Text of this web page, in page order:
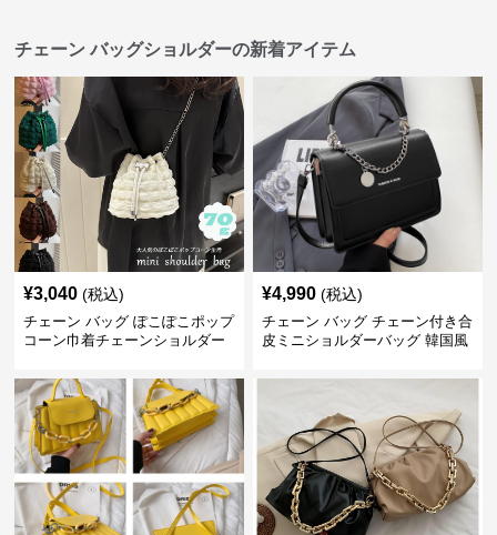
チェーン バッグショルダーの新着アイテム
¥3,040 (税込)
チェーン バッグ ぽこぽこポップ
コーン巾着チェーンショルダー
¥4,990 (税込)
チェーン バッグ チェーン付き合
皮ミニショルダーバッグ 韓国風